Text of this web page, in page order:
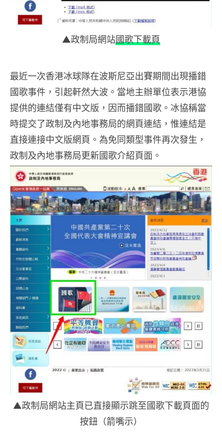
▲政制局網站國歌下載頁
最近一次香港冰球隊在波斯尼亞出賽期間出現播錯
國歌事件，引起軒然大波。當地主辦單位表示港協
提供的連結僅有中文版，因而播錯國歌。冰協稱當
時提交了政制及內地事務局的網頁連結，惟連結是
直接連接中文版網頁。為免同類型事件再次發生，
政制及內地事務局更新國歌介紹頁面。
▲政制局網站主頁已直接顯示跳至國歌下載頁面的
按鈕（箭嘴示）